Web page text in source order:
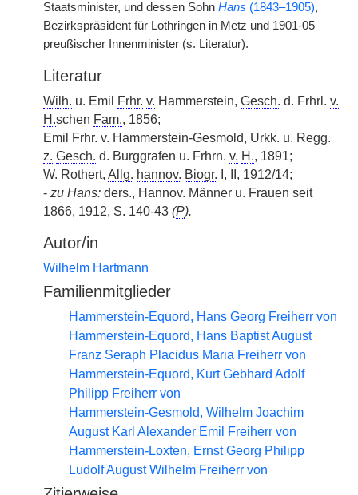
Staatsminister, und dessen Sohn Hans (1843–1905),
Bezirkspräsident für Lothringen in Metz und 1901-05
preußischer Innenminister (s. Literatur).
Literatur
Wilh. u. Emil Frhr. v. Hammerstein, Gesch. d. Frhrl. v.
H.schen Fam., 1856;
Emil
Frhr. v. Hammerstein-Gesmold, Urkk. u. Regg.
z. Gesch. d. Burggrafen u. Frhrn. v. H., 1891;
W. Rothert, Allg. hannov. Biogr. I, II, 1912/14;
- zu Hans: ders., Hannov. Männer u. Frauen seit
1866, 1912, S. 140-43 (P).
Autor/in
Wilhelm Hartmann
Familienmitglieder
Hammerstein-Equord, Hans Georg Freiherr von
Hammerstein-Equord, Hans Baptist August
Franz Seraph Placidus Maria Freiherr von
Hammerstein-Equord, Kurt Gebhard Adolf
Philipp Freiherr von
Hammerstein-Gesmold, Wilhelm Joachim
August Karl Alexander Emil Freiherr von
Hammerstein-Loxten, Ernst Georg Philipp
Ludolf August Wilhelm Freiherr von